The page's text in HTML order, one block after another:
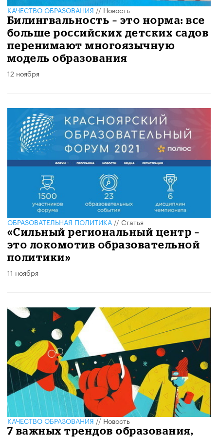
КАЧЕСТВО ОБРАЗОВАНИЯ//Новость
Билингвальность – это норма: все
больше российских детских садов
перенимают многоязычную
модель образования
12 ноября
ОБРАЗОВАТЕЛЬНАЯ ПОЛИТИКА//Статья
«Сильный региональный центр –
это локомотив образовательной
политики»
11 ноября
КАЧЕСТВО ОБРАЗОВАНИЯ//Новость
7 важных трендов образования,